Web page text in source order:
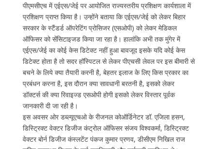
पीएमसीएच में एईएस/जेई पर आयोजित राज्यस्तरीय प्रशिक्षण कार्यशाला में
प्रशिक्षण प्राप्त किया है। उन्होंने बताया कि एईएस/जेई को लेकर बिहार
सरकार के स्टैंडर्ड ऑपरेटिंग प्रोसिजर (एसओपी) को लेकर मेडिकल
ऑफिसर को सेंसिटाइजड किया जा रहा है। हालांकि अभी तक मुंगेर में
एईएस/जेई का कोई केस डिटेक्ट नहीं हुआ बावजूद इसके यदि कोई केस
डिटेक्ट होता है तो सदर हॉस्पिटल से लेकर पीएचसी लेवल पर इस बीमारी से
बचने के लिये क्या तैयारी करनी है, बेहतर इलाज के लिए किस प्रकार का
प्रबंधन करना है, इस दौरान क्या सावधानी बरतनी है, इसको लेकर
डॉक्टर्स की क्या रिवाइज्ड एसओपी होगी इसको लेकर विस्तार पूर्वक
जानकारी दी जा रही है।
इस अवसर ओर डब्ल्यूएचओ के रीजनल कोऑर्डिनेटर डॉ. एजिला हसन,
डिस्ट्रिक्ट वेक्टर डिजीज कंट्रोल ऑफिसर संजय विश्वकर्मा, डिस्ट्रिक्ट
वेक्टर बोर्न डिजीज कंस्लटेंट पंकज कुमार प्रणव, डीसीएम निखिल राज